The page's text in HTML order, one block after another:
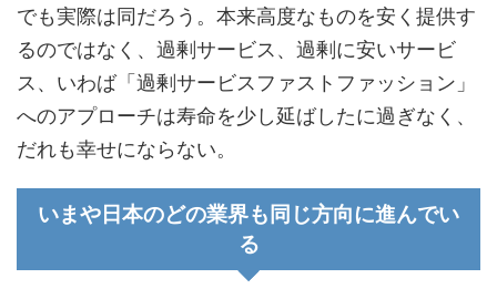
でも実際は同だろう。本来高度なものを安く提供す
るのではなく、過剰サービス、過剰に安いサービ
ス、いわば「過剰サービスファストファッション」
へのアプローチは寿命を少し延ばしたに過ぎなく、
だれも幸せにならない。
いまや日本のどの業界も同じ方向に進んでい
る